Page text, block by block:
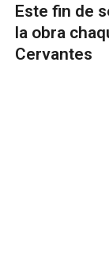
Este fin de
la obra
Cervantes